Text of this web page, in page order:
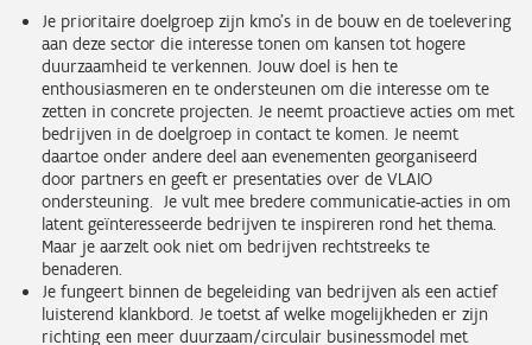
Je prioritaire doelgroep zijn kmo’s in de bouw en de toelevering
aan deze sector die interesse tonen om kansen tot hogere
duurzaamheid te verkennen. Jouw doel is hen te
enthousiasmeren en te ondersteunen om die interesse om te
zetten in concrete projecten. Je neemt proactieve acties om met
bedrijven in de doelgroep in contact te komen. Je neemt
daartoe onder andere deel aan evenementen georganiseerd
door partners en geeft er presentaties over de VLAIO
ondersteuning. Je vult mee bredere communicatie-acties in om
latent geïnteresseerde bedrijven te inspireren rond het thema.
Maar je aarzelt ook niet om bedrijven rechtstreeks te
benaderen.
Je fungeert binnen de begeleiding van bedrijven als een actief
luisterend klankbord. Je toetst af welke mogelijkheden er zijn
richting een meer duurzaam/circulair businessmodel met